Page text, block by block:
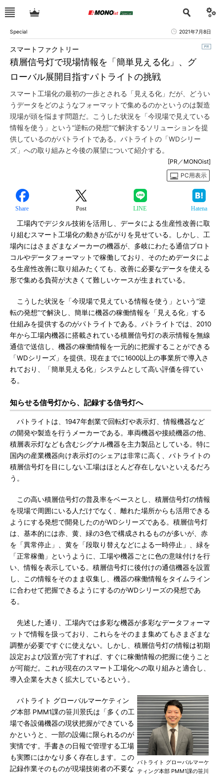
Special 2021年7月8日
積層信号灯で現場情報を「簡単見える化」、グ
ローバル展開目指すパトライトの挑戦
スマートファクトリー
スマート工場化の最初の一歩とされる「見える化」だが、どうい
うデータをどのようなフォーマットで集めるのかというのは製造
現場が頭を悩ます問題だ。こうした状況を「今現場で見えている
情報を使う」という“逆転の発想”で解決するソリューションを提
供しているのがパトライトである。パトライトの「WDシリー
ズ」への取り組みと今後の展望について紹介する。
[PR／MONOist]
PC用表示
Share Post LINE Hatena
工場内でデジタル技術を活用し、データによる生産性改善に取
り組むスマート工場化の動きが広がりを見せている。しかし、工
場内にはさまざまなメーカーの機器が、多岐にわたる通信プロト
コルやデータフォーマットで稼働しており、そのためデータによ
る生産性改善に取り組みたくても、改善に必要なデータを使える
形で集める負荷が大きくて難しいケースが生まれている。
こうした状況を「今現場で見えている情報を使う」という“逆
転の発想”で解決し、簡単に機器の稼働情報を「見える化」する
仕組みを提供するのがパトライトである。パトライトでは、2010
年から工場内機器に搭載されている積層信号灯の表示情報を無線
通信で送信し、機器の稼働情報を一元的に把握することができる
「WDシリーズ」を提供。現在までに1600以上の事業所で導入さ
れており、「簡単見える化」システムとして高い評価を得てい
る。
知らせる信号灯から、記録する信号灯へ
パトライトは、1947年創業で回転灯や表示灯、情報機器など
の開発や製造を行うメーカーである。車両機器や接続機器の他、
積層表示灯なども含むシグナル機器を主力製品としている。特に
国内の産業機器向け表示灯のシェアは非常に高く、パトライトの
積層信号灯を目にしない工場はほとんど存在しないといえるだろ
う。
この高い積層信号灯の普及率をベースとし、積層信号灯の情報
を現場で周囲にいる人だけでなく、離れた場所からも活用できる
ようにする発想で開発したのがWDシリーズである。積層信号灯
は、基本的には赤、黄、緑の3色で構成されるものが多いが、赤
を「異常停止」、黄を「段取り替えなどによる一時停止」、緑を
「正常稼働」というように、工場や機器ごとに色の意味付けを行
い、情報を表示している。積層信号灯に後付けの通信機器を設置
し、この情報をそのまま収集し、機器の稼働情報をタイムライン
に合わせて把握できるようにするのがWDシリーズの発想であ
る。
先述した通り、工場内では多彩な機器が多彩なデータフォーマ
ットで情報を扱っており、これらをそのまま集めてもさまざまな
調整が必要ですぐに使えない。しかし、積層信号灯の情報は初期
設定および設置が完了すれば、すぐに稼働情報の把握に使うこと
が可能だ。これが現在のスマート工場化への取り組みと適合し、
導入企業を大きく拡大しているという。
パトライト グローバルマーケ
ティング本部 PMM1課の笹川
パトライト グローバルマーケティン
グ本部 PMM1課の笹川景氏は「多くの工
場で各設備機器の現状把握ができている
かというと、一部の設備に限られるのが
実情です。手書きの日報で管理する工場
も実際にはかなり多く存在します。この
記録作業そのものが現場技術者の不要な